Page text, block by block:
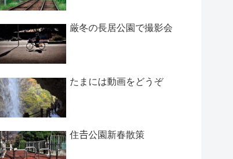
厳冬の長居公園で撮影会
たまには動画をどうぞ
住𠮷公園新春散策